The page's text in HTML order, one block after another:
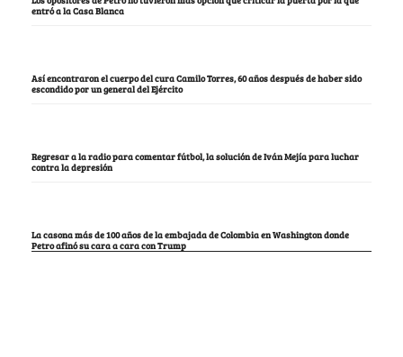
entró a la Casa Blanca
Así encontraron el cuerpo del cura Camilo Torres, 60 años después de haber sido
escondido por un general del Ejército
Regresar a la radio para comentar fútbol, la solución de Iván Mejía para luchar
contra la depresión
La casona más de 100 años de la embajada de Colombia en Washington donde
Petro afinó su cara a cara con Trump